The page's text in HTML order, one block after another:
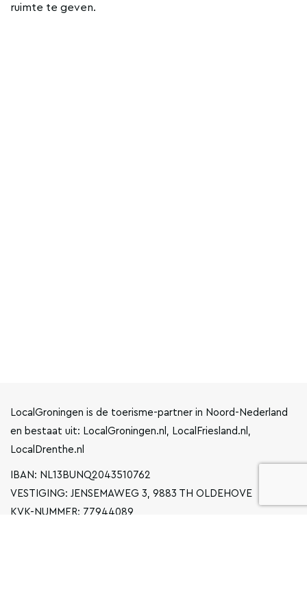
ruimte te geven.
LocalGroningen is de toerisme-partner in Noord-Nederland
en bestaat uit: LocalGroningen.nl, LocalFriesland.nl,
LocalDrenthe.nl
IBAN: NL13BUNQ2043510762
VESTIGING: JENSEMAWEG 3, 9883 TH OLDEHOVE
KVK-NUMMER: 77944089